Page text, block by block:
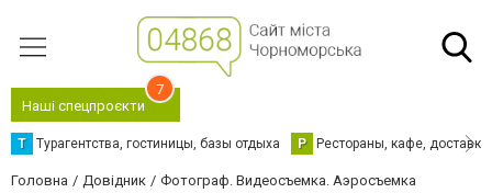
Наші спецпроєкти
7
Т Турагентства, гостиницы, базы отдыха Р Рестораны, кафе,
Головна Довідник Фотограф. Видеосъемка. Аэросъемка